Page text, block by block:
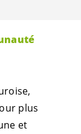
plus
et